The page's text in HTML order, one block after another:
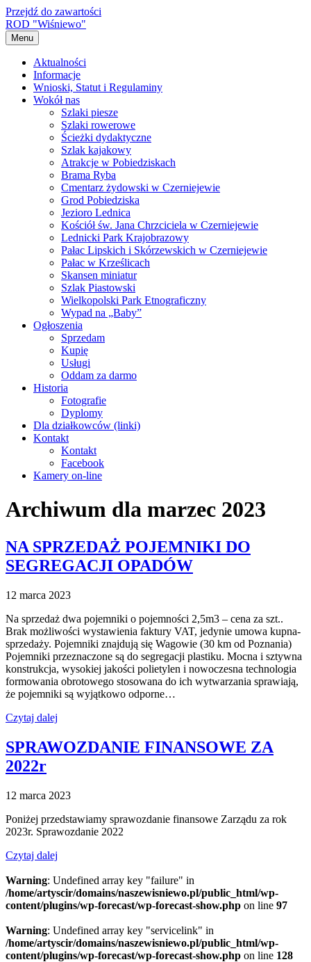
Przejdź do zawartości
ROD "Wiśniewo"
Menu
Aktualności
Informacje
Wnioski, Statut i Regulaminy
Wokół nas
Szlaki piesze
Szlaki rowerowe
Ścieżki dydaktyczne
Szlak kajakowy
Atrakcje w Pobiedziskach
Brama Ryba
Cmentarz żydowski w Czerniejewie
Grod Pobiedziska
Jezioro Lednica
Kościół św. Jana Chrzciciela w Czerniejewie
Lednicki Park Krajobrazowy
Pałac Lipskich i Skórzewskich w Czerniejewie
Pałac w Krześlicach
Skansen miniatur
Szlak Piastowski
Wielkopolski Park Etnograficzny
Wypad na „Baby”
Ogłoszenia
Sprzedam
Kupię
Usługi
Oddam za darmo
Historia
Fotografie
Dyplomy
Dla działkowców (linki)
Kontakt
Kontakt
Facebook
Kamery on-line
Archiwum dla marzec 2023
NA SPRZEDAŻ POJEMNIKI DO
SEGREGACJI OPADÓW
12 marca 2023
Na sprzedaż dwa pojemniki o pojemności 2,5m3 – cena za szt..
Brak możliwości wystawienia faktury VAT, jedynie umowa kupna-
sprzedaży. Pojemniki znajdują się Wagowie (30 km od Poznania)
Pojemniki przeznaczone są do segregacji plastiku. Mocna i sztywna
konstrukcja, wysokiej jakości polietylen i nowoczesna technologia
formowania obrotowego stosowana do ich wytwarzania sprawiają,
że pojemniki są wyjątkowo odporne…
Czytaj dalej
SPRAWOZDANIE FINANSOWE ZA
2022r
12 marca 2023
Poniżej przedstawiamy sprawozdanie finansowe Zarządu za rok
2023r. Sprawozdanie 2022
Czytaj dalej
Warning: Undefined array key "failure" in
/home/artyscir/domains/naszewisniewo.pl/public_html/wp-
content/plugins/wp-forecast/wp-forecast-show.php on line 97
Warning: Undefined array key "servicelink" in
/home/artyscir/domains/naszewisniewo.pl/public_html/wp-
content/plugins/wp-forecast/wp-forecast-show.php on line 128